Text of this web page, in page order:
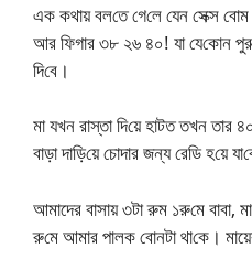
এক কথায় বল‌তে গে‌লে যেন সেক্স
আর ফিগার ৩৮ ২৬ ৪০! যা যে‌কোন
দি‌বে।
মা যখন রাস্তা দি‌য়ে হাটত তখন তার
বাড়া দা‌ড়ি‌য়ে চোদার জন্য রেডি হ‌য়ে
আ‌মাদের বাসায় ৩টা রুম ১রু‌মে
রু‌মে আমার পালক বোনটা থা‌কে।